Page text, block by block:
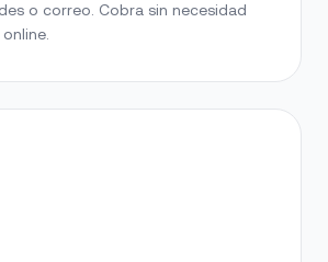
o correo. Cobra sin necesidad